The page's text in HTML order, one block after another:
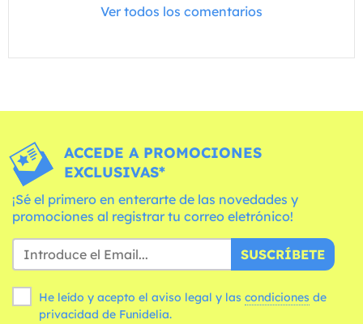
Ver todos los comentarios
ACCEDE A PROMOCIONES
EXCLUSIVAS*
¡Sé el primero en enterarte de las novedades y
promociones al registrar tu correo eletrónico!
SUSCRÍBETE
He leído y acepto el aviso legal y las condiciones
privacidad de Funidelia.